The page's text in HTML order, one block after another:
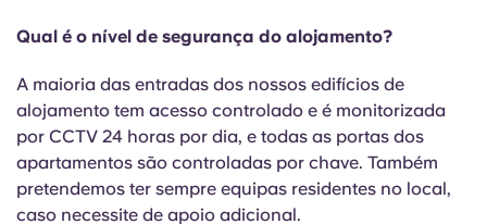
Qual é o nível de segurança do alojamento?
A maioria das entradas dos nossos edifícios de
alojamento tem acesso controlado e é monitorizada
por CCTV 24 horas por dia, e todas as portas dos
apartamentos são controladas por chave. Também
pretendemos ter sempre equipas residentes no local,
caso necessite de apoio adicional.